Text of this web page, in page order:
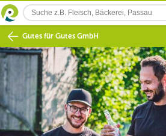
Gutes für Gutes GmbH